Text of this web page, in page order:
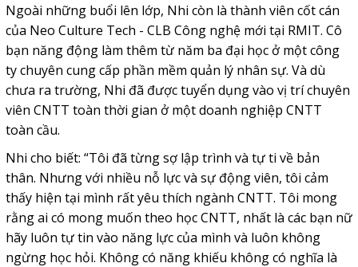
Ngoài những buổi lên lớp, Nhi còn là thành viên cốt cán
của Neo Culture Tech - CLB Công nghệ mới tại RMIT. Cô
bạn năng động làm thêm từ năm ba đại học ở một công
ty chuyên cung cấp phần mềm quản lý nhân sự. Và dù
chưa ra trường, Nhi đã được tuyển dụng vào vị trí chuyên
viên CNTT toàn thời gian ở một doanh nghiệp CNTT
toàn cầu.
Nhi cho biết: “Tôi đã từng sợ lập trình và tự ti về bản
thân. Nhưng với nhiều nỗ lực và sự động viên, tôi cảm
thấy hiện tại mình rất yêu thích ngành CNTT. Tôi mong
rằng ai có mong muốn theo học CNTT, nhất là các bạn nữ
hãy luôn tự tin vào năng lực của mình và luôn không
ngừng học hỏi. Không có năng khiếu không có nghĩa là